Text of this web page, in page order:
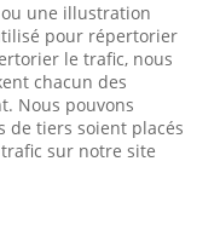
une illustration
pour répertorier
le trafic, nous
chacun des
Nous pouvons
de tiers soient placés
sur notre site